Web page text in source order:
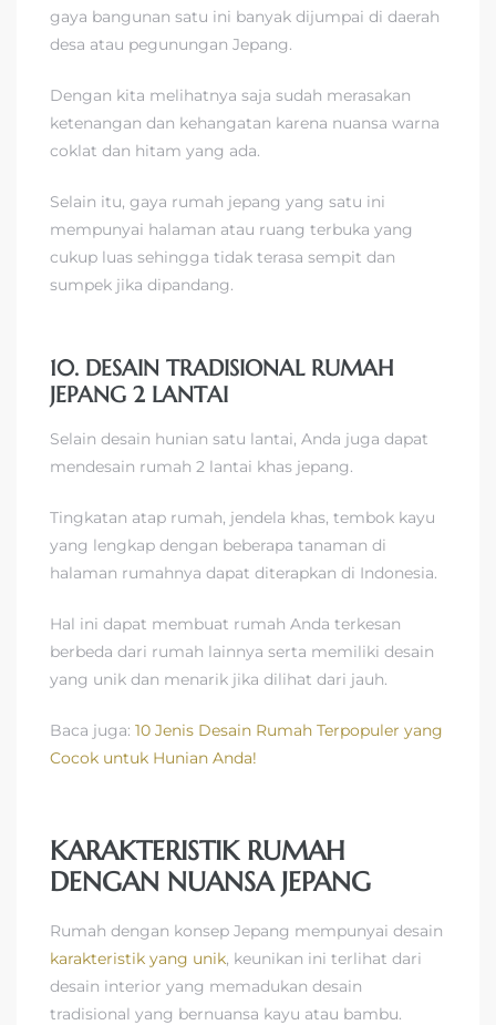
gaya bangunan satu ini banyak dijumpai di daerah
desa atau pegunungan Jepang.
Dengan kita melihatnya saja sudah merasakan
ketenangan dan kehangatan karena nuansa warna
coklat dan hitam yang ada.
Selain itu, gaya rumah jepang yang satu ini
mempunyai halaman atau ruang terbuka yang
cukup luas sehingga tidak terasa sempit dan
sumpek jika dipandang.
10. DESAIN TRADISIONAL RUMAH
JEPANG 2 LANTAI
Selain desain hunian satu lantai, Anda juga dapat
mendesain rumah 2 lantai khas jepang.
Tingkatan atap rumah, jendela khas, tembok kayu
yang lengkap dengan beberapa tanaman di
halaman rumahnya dapat diterapkan di Indonesia.
Hal ini dapat membuat rumah Anda terkesan
berbeda dari rumah lainnya serta memiliki desain
yang unik dan menarik jika dilihat dari jauh.
Baca juga: 10 Jenis Desain Rumah Terpopuler yang
Cocok untuk Hunian Anda!
KARAKTERISTIK RUMAH
DENGAN NUANSA JEPANG
Rumah dengan konsep Jepang mempunyai desain
karakteristik yang unik, keunikan ini terlihat dari
desain interior yang memadukan desain
tradisional yang bernuansa kayu atau bambu.